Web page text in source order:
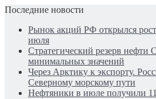
Последние новости
Рынок акций РФ открылся
июля
Стратегический резерв
минимальных значений
Через Арктику к экспорту.
Северному морскому пути
Нефтяники в июле получили